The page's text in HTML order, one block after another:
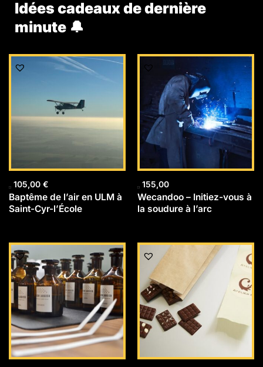
Idées cadeaux de dernière
minute 🔔
105,00 €
Baptême de l’air en ULM à
Saint-Cyr-l’École
155,00
Wecandoo – Initiez-vous à
la soudure à l’arc